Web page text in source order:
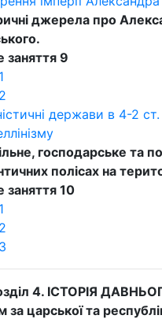
джерела про
заняття 9
держави в 4-2
господарське та
полісах на
заняття 10
4. ІСТОРІЯ
за царської та